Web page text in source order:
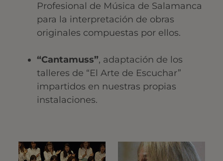
Profesional de Música de Salamanca
para la interpretación de obras
originales compuestas por ellos.
“Cantamuss”, adaptación de los
talleres de “El Arte de Escuchar”
impartidos en nuestras propias
instalaciones.